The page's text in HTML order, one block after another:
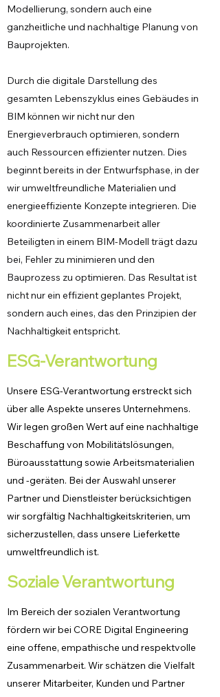
Modellierung, sondern auch eine
ganzheitliche und nachhaltige Planung von
Bauprojekten.
Durch die digitale Darstellung des
gesamten Lebenszyklus eines Gebäudes in
BIM können wir nicht nur den
Energieverbrauch optimieren, sondern
auch Ressourcen effizienter nutzen. Dies
beginnt bereits in der Entwurfsphase, in der
wir umweltfreundliche Materialien und
energieeffiziente Konzepte integrieren. Die
koordinierte Zusammenarbeit aller
Beteiligten in einem BIM-Modell trägt dazu
bei, Fehler zu minimieren und den
Bauprozess zu optimieren. Das Resultat ist
nicht nur ein effizient geplantes Projekt,
sondern auch eines, das den Prinzipien der
Nachhaltigkeit entspricht.
ESG-Verantwortung
Unsere ESG-Verantwortung erstreckt sich
über alle Aspekte unseres Unternehmens.
Wir legen großen Wert auf eine nachhaltige
Beschaffung von Mobilitätslösungen,
Büroausstattung sowie Arbeitsmaterialien
und -geräten. Bei der Auswahl unserer
Partner und Dienstleister berücksichtigen
wir sorgfältig Nachhaltigkeitskriterien, um
sicherzustellen, dass unsere Lieferkette
umweltfreundlich ist.
Soziale Verantwortung
Im Bereich der sozialen Verantwortung
fördern wir bei CORE Digital Engineering
eine offene, empathische und respektvolle
Zusammenarbeit. Wir schätzen die Vielfalt
unserer Mitarbeiter, Kunden und Partner